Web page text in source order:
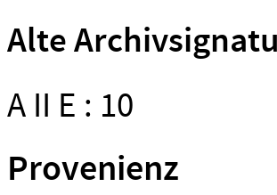
Alte
A II E : 10
Provenienz